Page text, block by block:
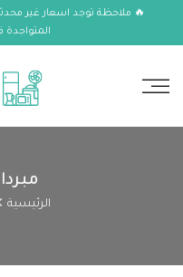
الانتقال🔥 ملاحظة توجد اسعار غير محدثة
المتواجدة
الرئيسية